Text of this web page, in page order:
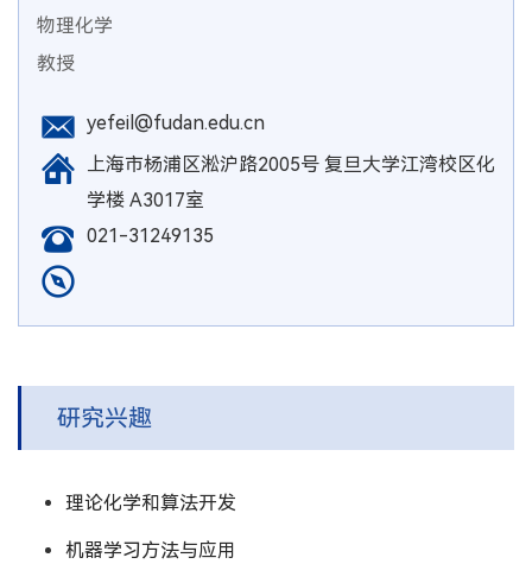
物理化学
教授
yefeil@fudan.edu.cn
上海市杨浦区淞沪路2005号 复旦大学江湾校区化
学楼 A3017室
021-31249135
研究兴趣
理论化学和算法开发
机器学习方法与应用